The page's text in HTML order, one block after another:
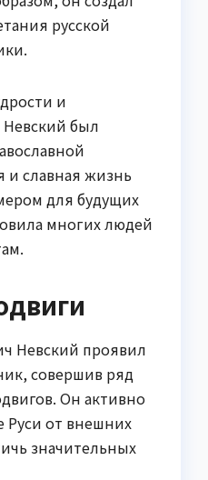
русской
и
Невский был
и славная жизнь
для будущих
многих людей
Невский проявил
совершив ряд
Он активно
Руси от внешних
значительных